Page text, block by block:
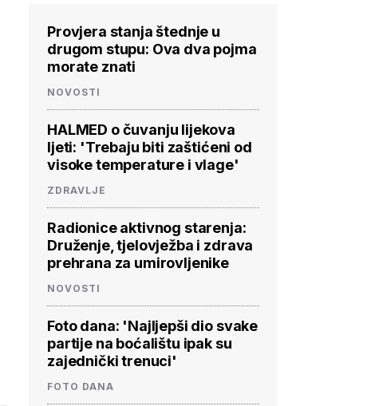
Provjera stanja štednje u
drugom stupu: Ova dva pojma
morate znati
NOVOSTI
HALMED o čuvanju lijekova
ljeti: 'Trebaju biti zaštićeni od
visoke temperature i vlage'
ZDRAVLJE
Radionice aktivnog starenja:
Druženje, tjelovježba i zdrava
prehrana za umirovljenike
NOVOSTI
Foto dana: 'Najljepši dio svake
partije na boćalištu ipak su
zajednički trenuci'
FOTO DANA